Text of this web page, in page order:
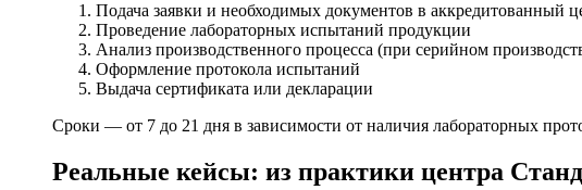
Подача заявки и необходимых документов в аккредитованный
Проведение лабораторных испытаний продукции
Анализ производственного процесса (при серийном
Оформление протокола испытаний
Выдача сертификата или декларации
Сроки — от 7 до 21 дня в зависимости от наличия лабораторных
Реальные кейсы: из практики центра